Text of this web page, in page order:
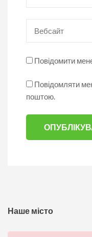
Повідомити
Повідомляти
поштою.
Наше місто